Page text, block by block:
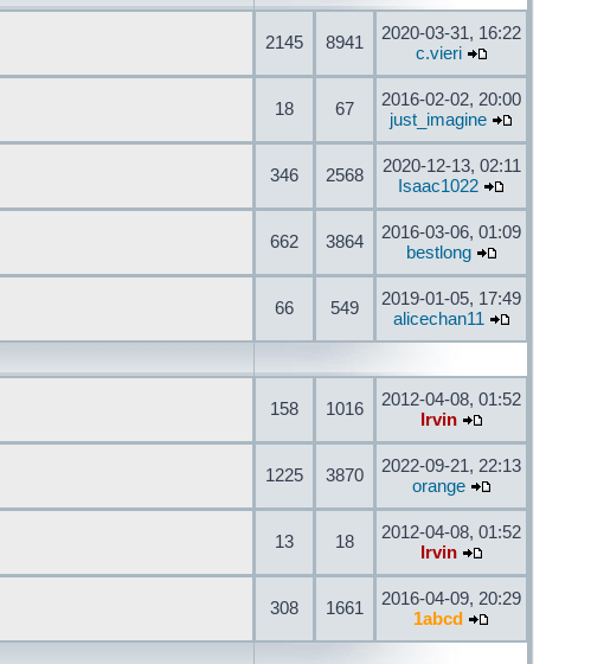
2145 8941
2020-03-31, 16:22
c.vieri
18 67
2016-02-02, 20:00
just_imagine
346 2568
2020-12-13, 02:11
Isaac1022
662 3864
2016-03-06, 01:09
bestlong
66 549
2019-01-05, 17:49
alicechan11
158 1016
2012-04-08, 01:52
Irvin
1225 3870
2022-09-21, 22:13
orange
13 18
2012-04-08, 01:52
Irvin
308 1661
2016-04-09, 20:29
1abcd